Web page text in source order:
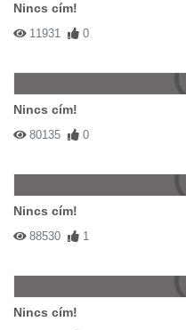
Nincs cím!
11931 0
Nincs cím!
80135 0
Nincs cím!
88530 1
Nincs cím!